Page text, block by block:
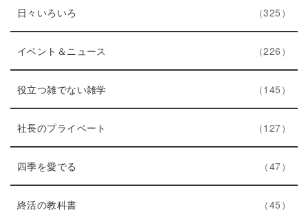
数
リ
数
日々いろいろ
ン
ト
リ
ー
数
325
イベント＆ニュース
ン
ト
リ
数
226
役立つ雑でない雑学エ
ン
リ
数
145
件
社長のプライベート
ン
リ
127
四季を愛でる
ン
ト
47
終活の教科書エ
45
件